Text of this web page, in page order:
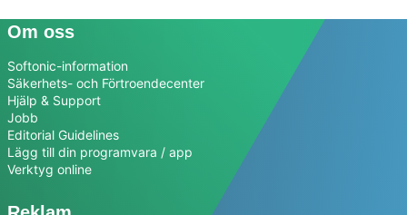
Om oss
Softonic-information
Säkerhets- och Förtroendecenter
Hjälp & Support
Jobb
Editorial Guidelines
Lägg till din programvara / app
Verktyg online